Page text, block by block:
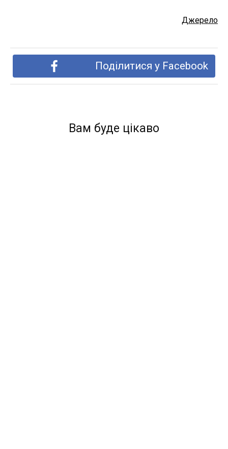
Джерело
Поділитися у Facebook
Вам буде цікаво